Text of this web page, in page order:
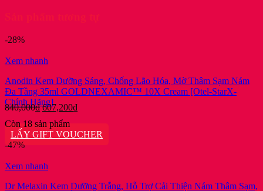
-28%
Xem nhanh
Anodin Kem Dưỡng Sáng, Chống Lão Hóa, Mờ Thâm Sạm Nám
Đa Tầng 35ml GOLDNEXAMIC™ 10X Cream [Otel-StarX-
Chính Hãng]
840,000₫Giá
là:
840,000₫.
607,200₫Giá
là:
Còn 18 sản phẩm
LẤY GIFT VOUCHER
-47%
Xem nhanh
Dr Melaxin Kem Dưỡng Trắng, Hỗ Trợ Cải Thiện Nám Thâm Sạm,